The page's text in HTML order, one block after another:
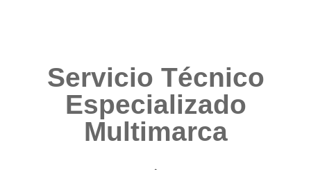
Servicio Técnico
Especializado
Multimarca